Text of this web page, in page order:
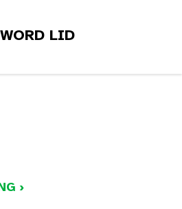
WORD LID
›